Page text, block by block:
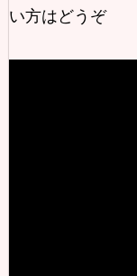
い方はどうぞ